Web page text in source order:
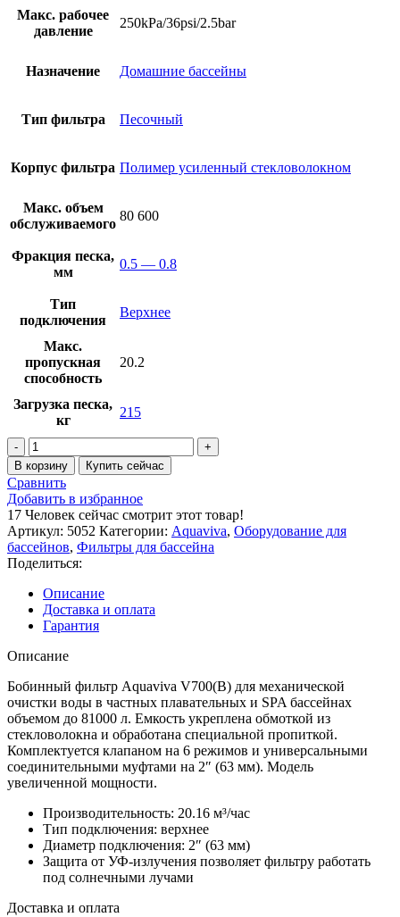
Макс. рабочее
давление
250kPa/36psi/2.5bar
Назначение Домашние бассейны
Тип фильтра Песочный
Корпус фильтра Полимер усиленный стекловолокном
Макс. объем
обслуживаемого
80 600
Фракция песка,
мм
0.5 — 0.8
Тип
подключения
Верхнее
Макс.
пропускная
способность
20.2
Загрузка песка,
кг
215
Количество
товара
Фильтр
Aquaviva
V700(В)
(20
м3/
ч,
D723)
В корзину Купить сейчас
Сравнить
Добавить в избранное
17 Человек сейчас смотрит этот товар!
Артикул: 5052 Категории: Aquaviva, Оборудование для
бассейнов, Фильтры для бассейна
Поделиться:
Описание
Доставка и оплата
Гарантия
Описание
Бобинный фильтр Aquaviva V700(В) для механической
очистки воды в частных плавательных и SPA бассейнах
объемом до 81000 л. Емкость укреплена обмоткой из
стекловолокна и обработана специальной пропиткой.
Комплектуется клапаном на 6 режимов и универсальными
соединительными муфтами на 2″ (63 мм). Модель
увеличенной мощности.
Производительность: 20.16 м³/час
Тип подключения: верхнее
Диаметр подключения: 2″ (63 мм)
Защита от УФ-излучения позволяет фильтру работать
под солнечными лучами
Доставка и оплата